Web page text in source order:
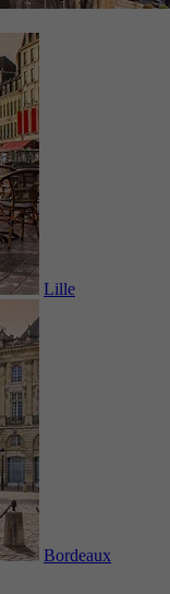
Lille
Bordeaux